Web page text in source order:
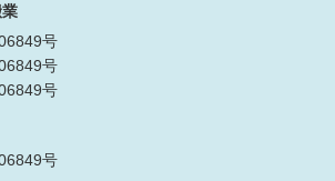
号
号
号
号